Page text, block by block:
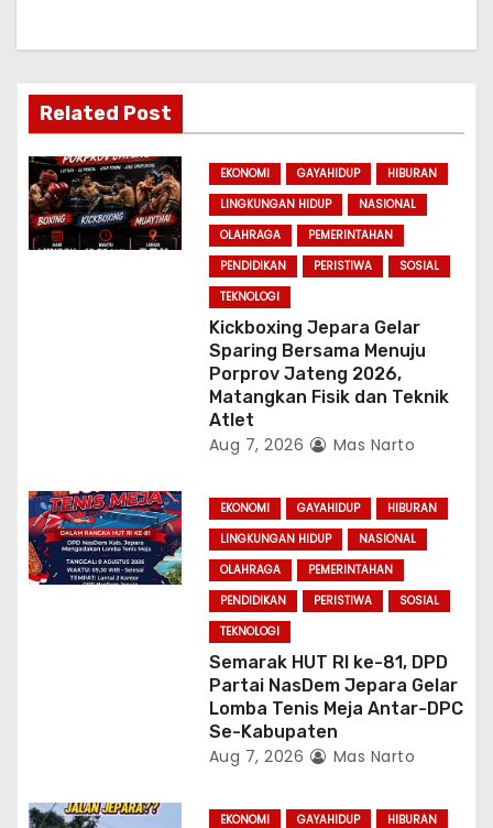
g
a
t
i
o
Related Post
EKONOMI GAYAHIDUP
HIBURAN
LINGKUNGAN HIDUP
NASIONAL
OLAHRAGA
PEMERINTAHAN
PENDIDIKAN
PERISTIWA
SOSIAL
TEKNOLOGI
Kickboxing Jepara Gelar
Sparing Bersama Menuju
Porprov Jateng 2026,
Matangkan Fisik dan Teknik
Atlet
Aug 7, 2026 Mas Narto
EKONOMI GAYAHIDUP
HIBURAN
LINGKUNGAN HIDUP
NASIONAL
OLAHRAGA
PEMERINTAHAN
PENDIDIKAN
PERISTIWA
SOSIAL
TEKNOLOGI
Semarak HUT RI ke-81, DPD
Partai NasDem Jepara Gelar
Lomba Tenis Meja Antar-DPC
Se-Kabupaten
Aug 7, 2026 Mas Narto
EKONOMI GAYAHIDUP HIBURAN